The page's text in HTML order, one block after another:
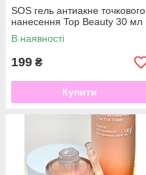
SOS гель антиакне точкового
нанесення Top Beauty 30 мл
В наявності
199 ₴
Купити